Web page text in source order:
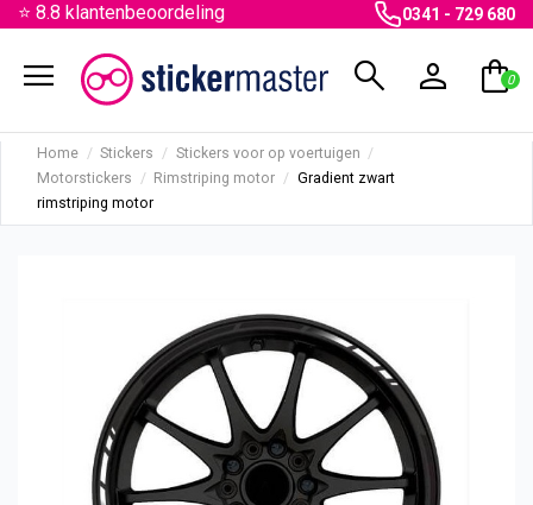
⭐ 8.8 klantenbeoordeling 0341 - 729 680
menu search person shopping_bag
0
Home Stickers
Stickers voor op voertuigen
Motorstickers
Rimstriping motor
Gradient zwart
rimstriping motor